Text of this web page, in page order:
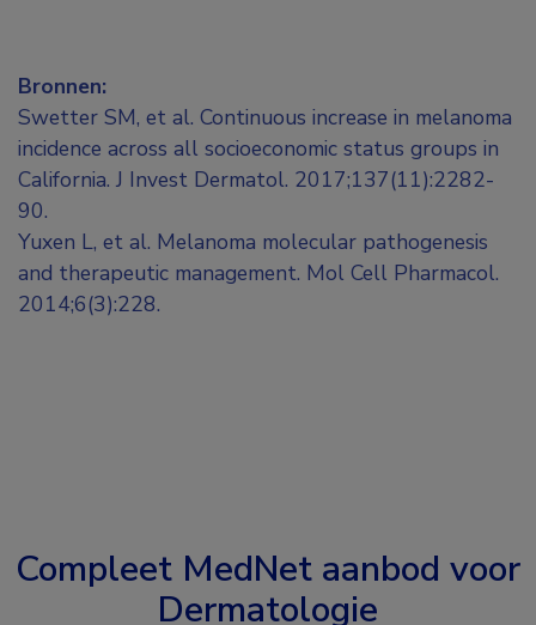
Bronnen:
Swetter SM, et al. Continuous increase in melanoma
incidence across all socioeconomic status groups in
California. J Invest Dermatol. 2017;137(11):2282-
90.
Yuxen L, et al. Melanoma molecular pathogenesis
and therapeutic management. Mol Cell Pharmacol.
2014;6(3):228.
Compleet MedNet aanbod voor
Dermatologie